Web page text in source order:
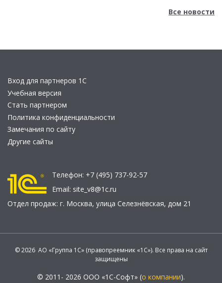
Все новости
Вход для партнеров 1С
Учебная версия
Стать партнером
Политика конфиденциальности
Замечания по сайту
Другие сайты
Телефон: +7 (495) 737-92-57
Email: site_v8@1c.ru
Отдел продаж: г. Москва, улица Селезнёвская, дом 21
© 2026 АО «Группа 1С» (правопреемник «1С»). Все права на сайт
защищены
© 2011- 2026 ООО «1С-Софт» (о компании).